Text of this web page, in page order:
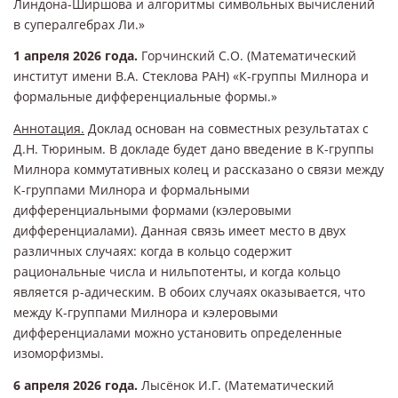
Линдона-Ширшова и алгоритмы символьных вычислений
в супералгебрах Ли.»
1 апреля 2026 года. Горчинский С.О. (Математический
институт имени В.А. Стеклова РАН) «К-группы Милнора и
формальные дифференциальные формы.»
Аннотация. Доклад основан на совместных результатах с
Д.Н. Тюриным. В докладе будет дано введение в К-группы
Милнора коммутативных колец и рассказано о связи между
К-группами Милнора и формальными
дифференциальными формами (кэлеровыми
дифференциалами). Данная связь имеет место в двух
различных случаях: когда в кольцо содержит
рациональные числа и нильпотенты, и когда кольцо
является p-адическим. В обоих случаях оказывается, что
между K-группами Милнора и кэлеровыми
дифференциалами можно установить определенные
изоморфизмы.
6 апреля 2026 года. Лысёнок И.Г. (Математический